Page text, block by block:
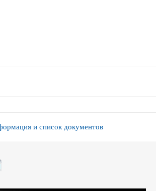
и список документов